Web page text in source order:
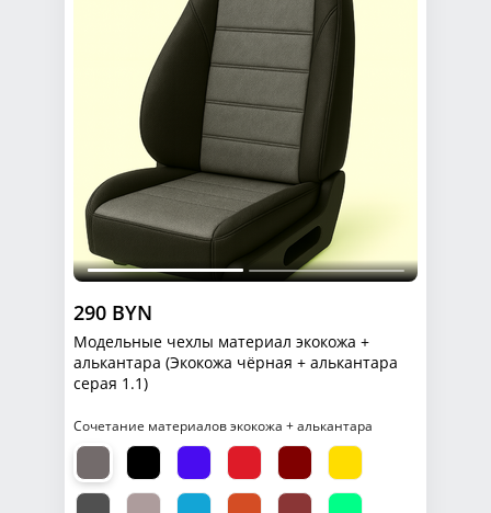
290 BYN
Модельные чехлы материал экокожа +
алькантара (Экокожа чёрная + алькантара
серая 1.1)
Сочетание материалов экокожа + алькантара